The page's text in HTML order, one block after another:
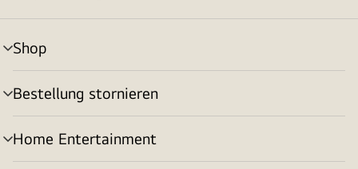
Shop
Menü
umschalten
Bestellung stornieren
Menü
umschalten
Home Entertainment
Menü
umschalten